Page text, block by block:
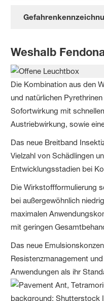
Weshalb
Die Kombination aus den
und natürlichen
Sofortwirkung mit
Austriebwirkung, sowie
Das neue Breitband
Vielzahl von Schädlingen
Entwicklungsstadien bei
Die Wirkstoffformulierung
bei außergewöhnlich
maximalen
mit geringen
Das neue
Resistenzmanagement
Anwendungen als ihr